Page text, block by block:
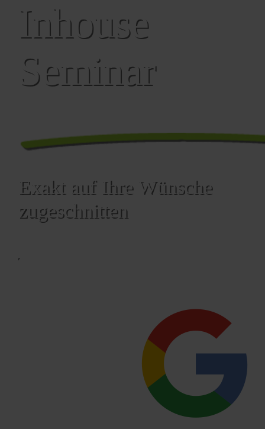
Inhouse
Seminar
Exakt auf Ihre Wünsche
zugeschnitten